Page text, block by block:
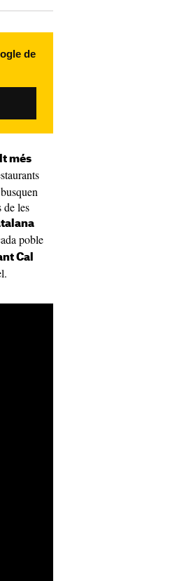
de
més
de les
poble
Cal